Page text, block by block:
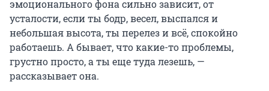
эмоционального фона сильно зависит, от
усталости, если ты бодр, весел, выспался и
небольшая высота, ты перелез и всё, спокойно
работаешь. А бывает, что какие-то проблемы,
грустно просто, а ты еще туда лезешь, —
рассказывает она.